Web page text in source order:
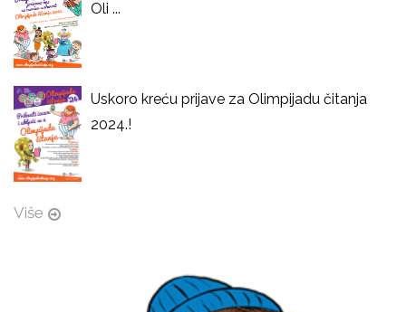
Oli ...
Uskoro kreću prijave za Olimpijadu čitanja
2024.!
Više